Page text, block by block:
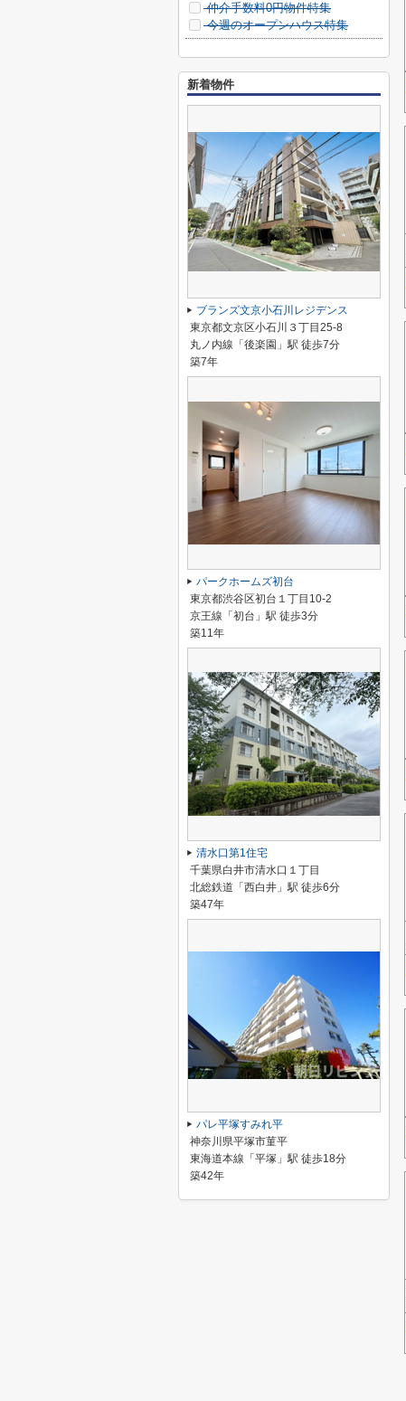
仲介手数料0円物件特集
今週のオープンハウス特集
新着物件
ブランズ文京小石川レジデンス
東京都文京区小石川３丁目25-8
丸ノ内線「後楽園」駅 徒歩7分
築7年
パークホームズ初台
東京都渋谷区初台１丁目10-2
京王線「初台」駅 徒歩3分
築11年
清水口第1住宅
千葉県白井市清水口１丁目
北総鉄道「西白井」駅 徒歩6分
築47年
パレ平塚すみれ平
神奈川県平塚市菫平
東海道本線「平塚」駅 徒歩18分
築42年